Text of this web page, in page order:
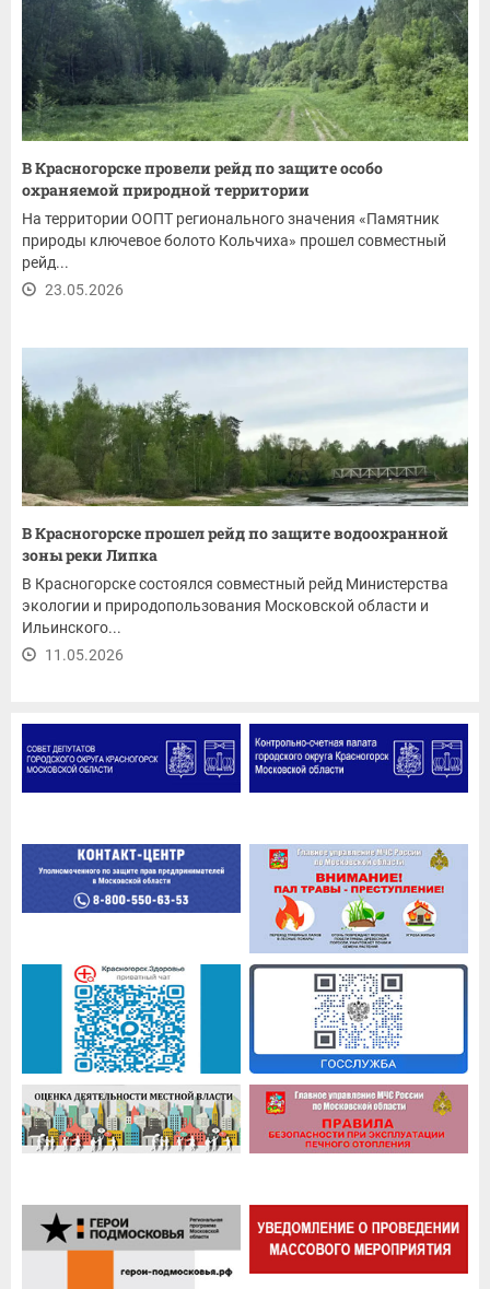
В Красногорске провели рейд по защите особо
охраняемой природной территории
На территории ООПТ регионального значения «Памятник
природы ключевое болото Кольчиха» прошел совместный
рейд...
23.05.2026
В Красногорске прошел рейд по защите водоохранной
зоны реки Липка
В Красногорске состоялся совместный рейд Министерства
экологии и природопользования Московской области и
Ильинского...
11.05.2026